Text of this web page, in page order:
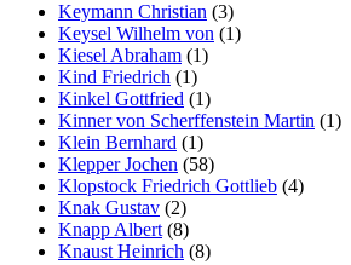
Keymann Christian (3)
Keysel Wilhelm von (1)
Kiesel Abraham (1)
Kind Friedrich (1)
Kinkel Gottfried (1)
Kinner von Scherffenstein Martin (1)
Klein Bernhard (1)
Klepper Jochen (58)
Klopstock Friedrich Gottlieb (4)
Knak Gustav (2)
Knapp Albert (8)
Knaust Heinrich (8)